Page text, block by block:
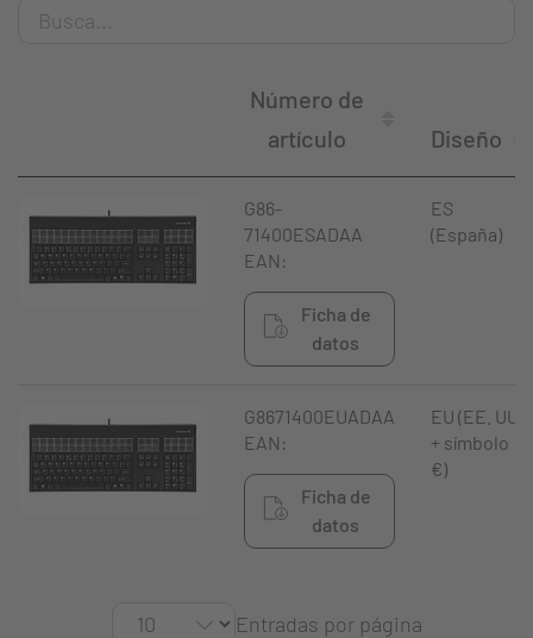
Número de
artículo
Diseño
G86-
71400ESADAA
EAN:
Ficha de
datos
ES
(España)
G8671400EUADAA
EAN:
Ficha de
datos
EU (EE. UU.
+ símbolo
€)
Entradas por página